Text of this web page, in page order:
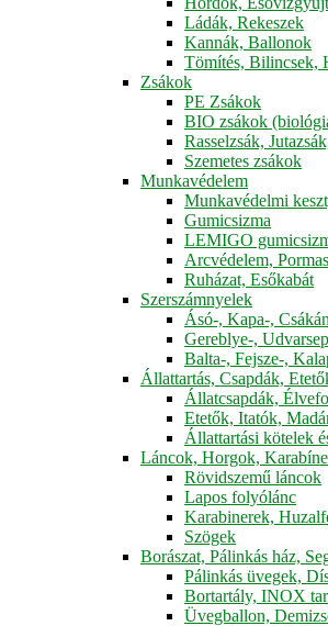
Ládák, Rekeszek
Kannák, Ballonok
Tömítés, Bilincsek,
Zsákok
PE Zsákok
BIO zsákok
Rasselzsák,
Szemetes zsákok
Munkavédelem
Munkavédelmi
Gumicsizma
LEMIGO
Arcvédelem,
Ruházat, Esőkabát
Szerszámnyelek
Ásó-, Kapa-,
Gereblye-,
Balta-, Fejsze-,
Állattartás, Csapdák,
Állatcsapdák,
Etetők, Itatók,
Állattartási kötelek
Láncok, Horgok,
Rövidszemű láncok
Lapos folyólánc
Karabinerek,
Szögek
Borászat, Pálinkás ház,
Pálinkás üvegek,
Bortartály, INOX
Üvegballon,